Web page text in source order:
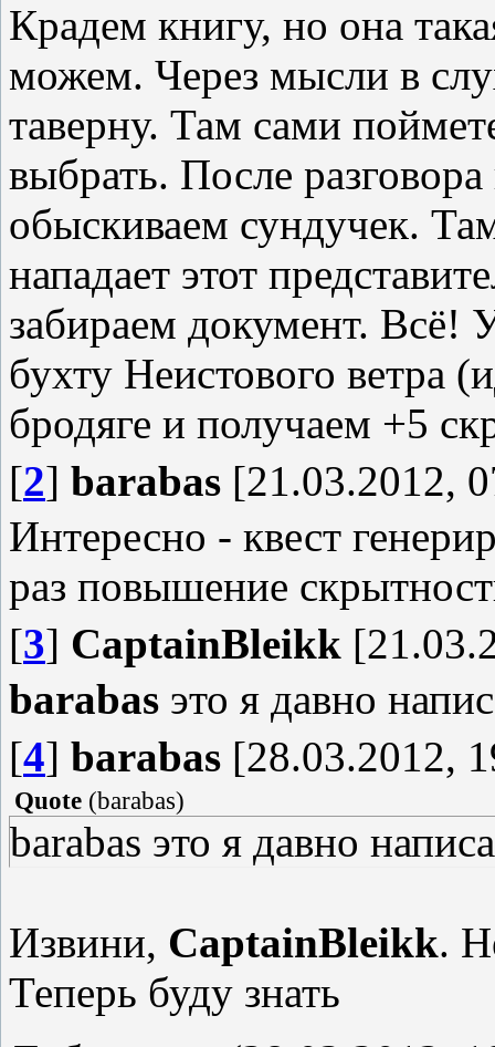
Крадем книгу, но она
можем. Через мысли в
таверну. Там сами
выбрать. После
обыскиваем сундучек.
нападает этот
забираем документ. Всё!
бухту Неистового ветра
бродяге и получаем +5
[2] barabas [21.03.2012,
Интересно - квест
раз повышение
[3] CaptainBleikk
barabas это я давно
[4] barabas [28.03.2012,
Quote (barabas)
barabas это я давно
Извини, CaptainBleikk.
Теперь буду знать